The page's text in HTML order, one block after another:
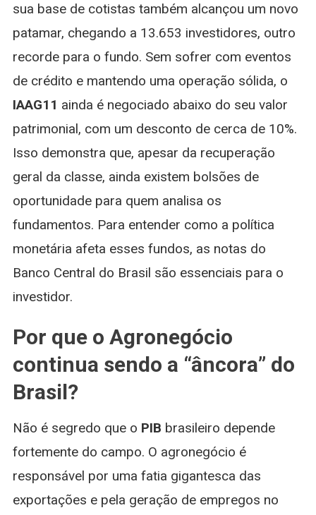
sua base de cotistas também alcançou um novo
patamar, chegando a 13.653 investidores, outro
recorde para o fundo. Sem sofrer com eventos
de crédito e mantendo uma operação sólida, o
IAAG11 ainda é negociado abaixo do seu valor
patrimonial, com um desconto de cerca de 10%.
Isso demonstra que, apesar da recuperação
geral da classe, ainda existem bolsões de
oportunidade para quem analisa os
fundamentos. Para entender como a política
monetária afeta esses fundos, as notas do
Banco Central do Brasil são essenciais para o
investidor.
Por que o Agronegócio
continua sendo a “âncora” do
Brasil?
Não é segredo que o PIB brasileiro depende
fortemente do campo. O agronegócio é
responsável por uma fatia gigantesca das
exportações e pela geração de empregos no